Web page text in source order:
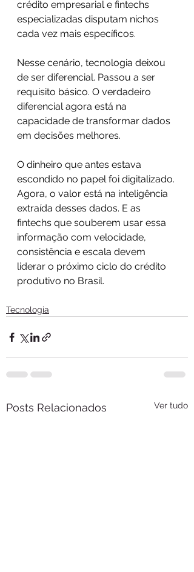
crédito empresarial e fintechs
especializadas disputam nichos
cada vez mais específicos.
Nesse cenário, tecnologia deixou
de ser diferencial. Passou a ser
requisito básico. O verdadeiro
diferencial agora está na
capacidade de transformar dados
em decisões melhores.
O dinheiro que antes estava
escondido no papel foi digitalizado.
Agora, o valor está na inteligência
extraída desses dados. E as
fintechs que souberem usar essa
informação com velocidade,
consistência e escala devem
liderar o próximo ciclo do crédito
produtivo no Brasil.
Tecnologia
Posts Relacionados Ver tudo